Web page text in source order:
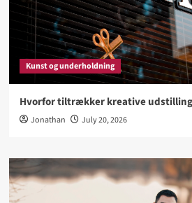
Kunst og underholdning
Hvorfor tiltrækker kreative
Jonathan July 20, 2026